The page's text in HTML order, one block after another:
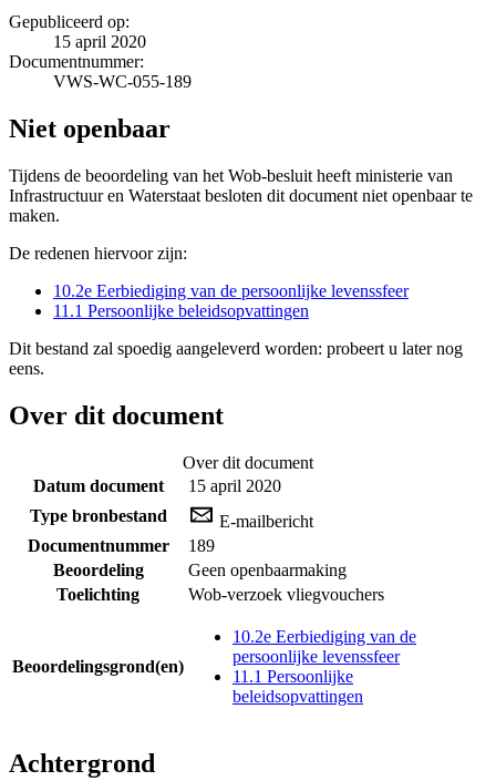
Gepubliceerd op:
15 april 2020
Documentnummer:
VWS-WC-055-189
Niet openbaar
Tijdens de beoordeling van het Wob-besluit heeft ministerie van
Infrastructuur en Waterstaat besloten dit document niet openbaar te
maken.
De redenen hiervoor zijn:
10.2e Eerbiediging van de persoonlijke levenssfeer
11.1 Persoonlijke beleidsopvattingen
Dit bestand zal spoedig aangeleverd worden: probeert u later nog
eens.
Over dit document
Over dit document
Datum document
15 april 2020
Type bronbestand
E-mailbericht
Documentnummer
189
Beoordeling
Geen openbaarmaking
Toelichting
Wob-verzoek vliegvouchers
Beoordelingsgrond(en)
10.2e Eerbiediging van de
persoonlijke levenssfeer
11.1 Persoonlijke
beleidsopvattingen
Achtergrond